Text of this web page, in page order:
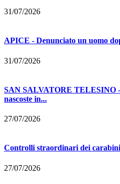
31/07/2026
APICE - Denunciato un uomo
31/07/2026
SAN SALVATORE TELESINO
nascoste in...
27/07/2026
Controlli straordinari dei
27/07/2026